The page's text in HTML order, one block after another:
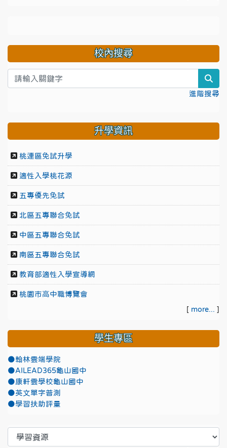
校內搜尋
進階搜尋
升學資訊
桃連區免試升學
適性入學桃花源
五專優先免試
北區五專聯合免試
中區五專聯合免試
南區五專聯合免試
教育部適性入學宣導網
桃園市高中職博覽會
[ more... ]
學生專區
●翰林雲端學院
●AILEAD365龜山國中
●康軒雲學校龜山國中
●英文單字普測
●學習扶助評量